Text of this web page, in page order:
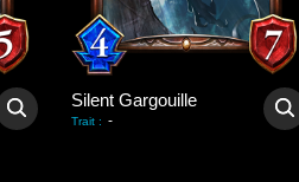
Silent Gargouille
Trait : -